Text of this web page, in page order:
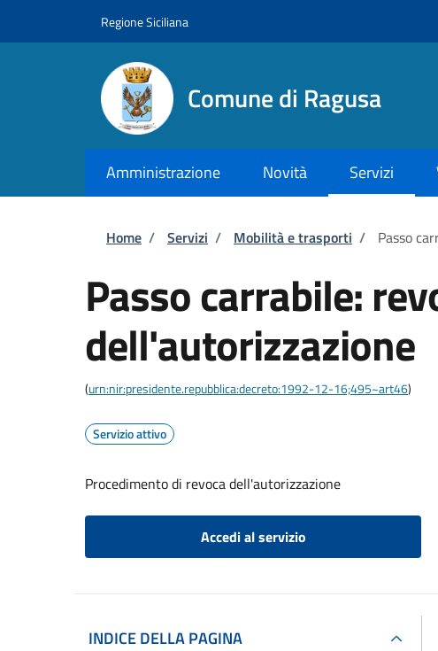
Regione Siciliana
Comune di Ragusa
Amministrazione Novità Servizi
Briciole di pane
Home / Servizi / Mobilità e trasporti / Passo
Passo carrabile:
dell'autorizzazione
(urn:nir:presidente.repubblica:decreto:1992-12-16;495~art46)
Servizio attivo
Procedimento di revoca dell'autorizzazione
Accedi al servizio
INDICE DELLA PAGINA